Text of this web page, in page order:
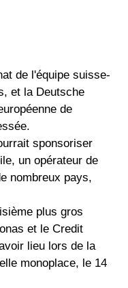
de l'équipe suisse-
et la Deutsche
de
sponsoriser
un opérateur de
nombreux pays,
plus gros
et le Credit
lieu lors de la
monoplace, le 14